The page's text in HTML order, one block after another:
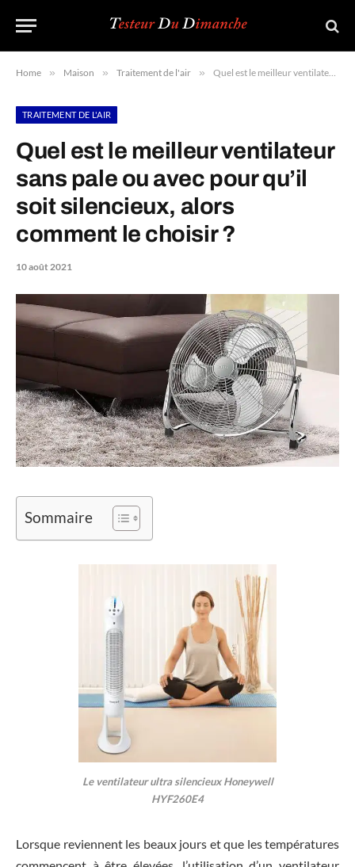
Home » Maison » Traitement de l'air » Quel est le meilleur ventilateur sans pale ou avec pour qu’il soit silencieux, alors comment le choisir ?
TRAITEMENT DE L'AIR
Quel est le meilleur ventilateur
sans pale ou avec pour qu’il
soit silencieux, alors
comment le choisir ?
10 août 2021
Sommaire
Le ventilateur ultra silencieux Honeywell
HYF260E4
Lorsque reviennent les beaux jours et que les températures